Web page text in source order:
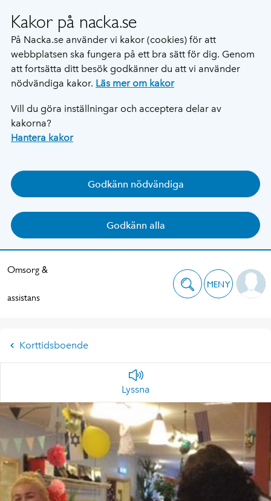
Kakor på nacka.se
På Nacka.se använder vi kakor (cookies) för att
webbplatsen ska fungera på ett bra sätt för dig. Genom
att fortsätta ditt besök godkänner du att vi använder
nödvändiga kakor. Läs mer om kakor
Vill du göra inställningar och acceptera delar av
kakorna?
Hantera kakor
Godkänn nödvändiga
Godkänn alla
Omsorg &
assistans
MENY
Korttidsboende
Lyssna